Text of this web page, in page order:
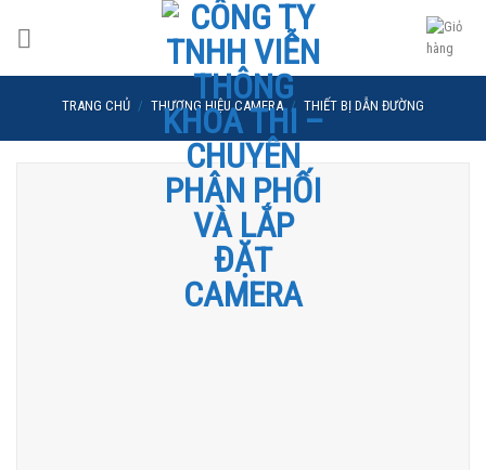
TRANG CHỦ / THƯƠNG HIỆU CAMERA / THIẾT BỊ DẪN ĐƯỜNG